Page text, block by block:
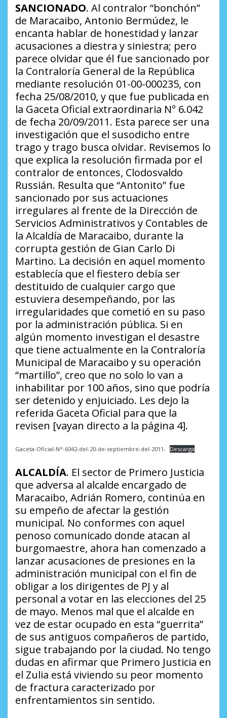
SANCIONADO. Al contralor “bonchón”
de Maracaibo, Antonio Bermúdez, le
encanta hablar de honestidad y lanzar
acusaciones a diestra y siniestra; pero
parece olvidar que él fue sancionado por
la Contraloría General de la República
mediante resolución 01-00-000235, con
fecha 25/08/2010, y que fue publicada en
la Gaceta Oficial extraordinaria N° 6.042
de fecha 20/09/2011. Esta parece ser una
investigación que el susodicho entre
trago y trago busca olvidar. Revisemos lo
que explica la resolución firmada por el
contralor de entonces, Clodosvaldo
Russián. Resulta que “Antonito” fue
sancionado por sus actuaciones
irregulares al frente de la Dirección de
Servicios Administrativos y Contables de
la Alcaldía de Maracaibo, durante la
corrupta gestión de Gian Carlo Di
Martino. La decisión en aquel momento
establecía que el fiestero debía ser
destituido de cualquier cargo que
estuviera desempeñando, por las
irregularidades que cometió en su paso
por la administración pública. Si en
algún momento investigan el desastre
que tiene actualmente en la Contraloría
Municipal de Maracaibo y su operación
“martillo”, creo que no solo lo van a
inhabilitar por 100 años, sino que podría
ser detenido y enjuiciado. Les dejo la
referida Gaceta Oficial para que la
revisen [vayan directo a la página 4].
Gaceta-Oficial-N°-6042-del-20-de-septiembre-del-2011- Descarga
ALCALDÍA. El sector de Primero Justicia
que adversa al alcalde encargado de
Maracaibo, Adrián Romero, continúa en
su empeño de afectar la gestión
municipal. No conformes con aquel
penoso comunicado donde atacan al
burgomaestre, ahora han comenzado a
lanzar acusaciones de presiones en la
administración municipal con el fin de
obligar a los dirigentes de PJ y al
personal a votar en las elecciones del 25
de mayo. Menos mal que el alcalde en
vez de estar ocupado en esta “guerrita”
de sus antiguos compañeros de partido,
sigue trabajando por la ciudad. No tengo
dudas en afirmar que Primero Justicia en
el Zulia está viviendo su peor momento
de fractura caracterizado por
enfrentamientos sin sentido.